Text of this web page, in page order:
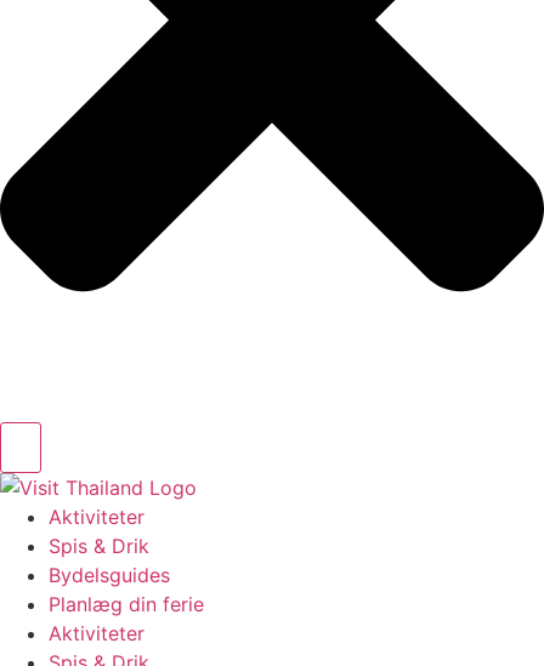
Aktiviteter
Spis & Drik
Bydelsguides
Planlæg din ferie
Aktiviteter